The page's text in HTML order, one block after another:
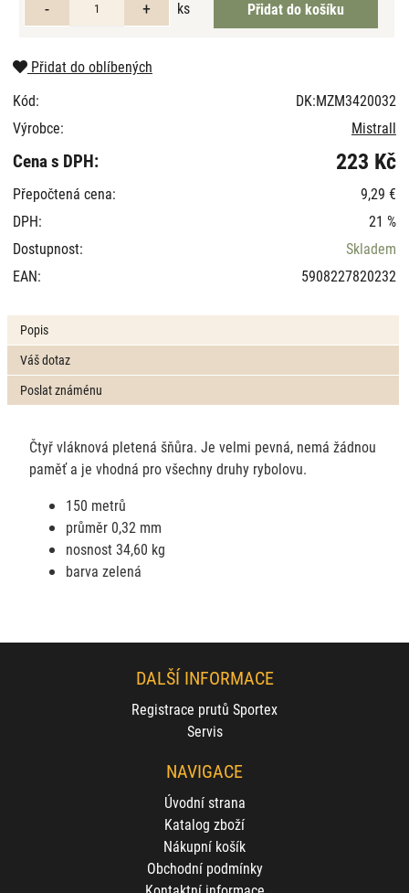
ks
Přidat do oblíbených
Kód:
DK:MZM3420032
Výrobce:
Mistrall
Cena s DPH: 223 Kč
Přepočtená cena:
9,29 €
DPH:
21 %
Dostupnost:
Skladem
EAN:
5908227820232
Popis
Váš dotaz
Poslat známénu
Čtyř vláknová pletená šňůra. Je velmi pevná, nemá žádnou
paměť a je vhodná pro všechny druhy rybolovu.
150 metrů
průměr 0,32 mm
nosnost 34,60 kg
barva zelená
DALŠÍ INFORMACE
Registrace prutů Sportex
Servis
NAVIGACE
Úvodní strana
Katalog zboží
Nákupní košík
Obchodní podmínky